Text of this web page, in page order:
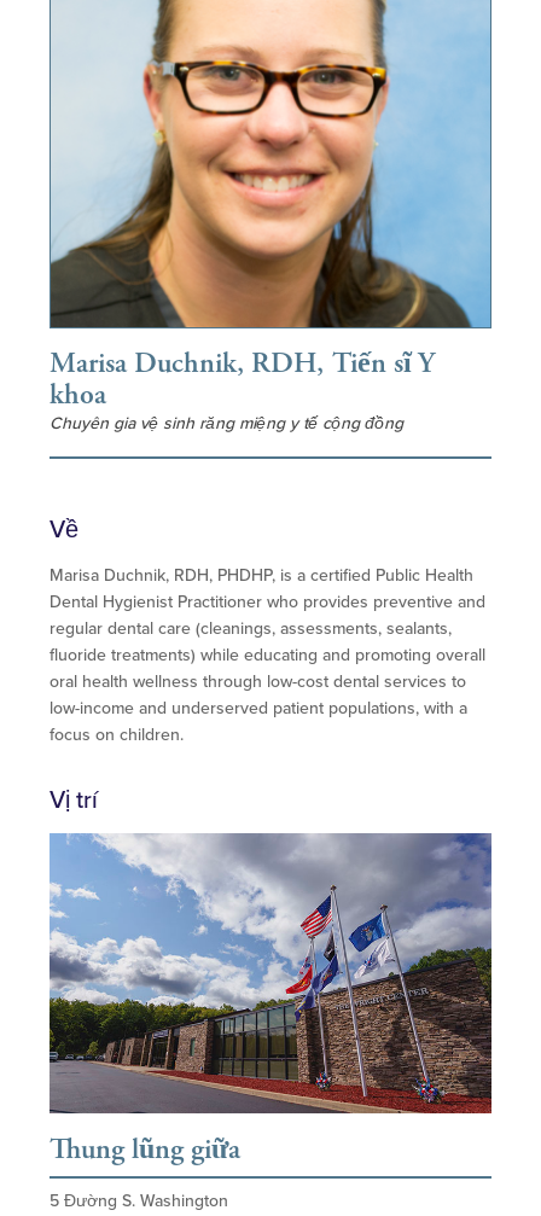
Marisa Duchnik, RDH, Tiến sĩ Y
khoa
Chuyên gia vệ sinh răng miệng y tế cộng đồng
Về
Marisa Duchnik, RDH, PHDHP, is a certified Public Health
Dental Hygienist Practitioner who provides preventive and
regular dental care (cleanings, assessments, sealants,
fluoride treatments) while educating and promoting overall
oral health wellness through low-cost dental services to
low-income and underserved patient populations, with a
focus on children.
Vị trí
Thung lũng giữa
5 Đường S. Washington